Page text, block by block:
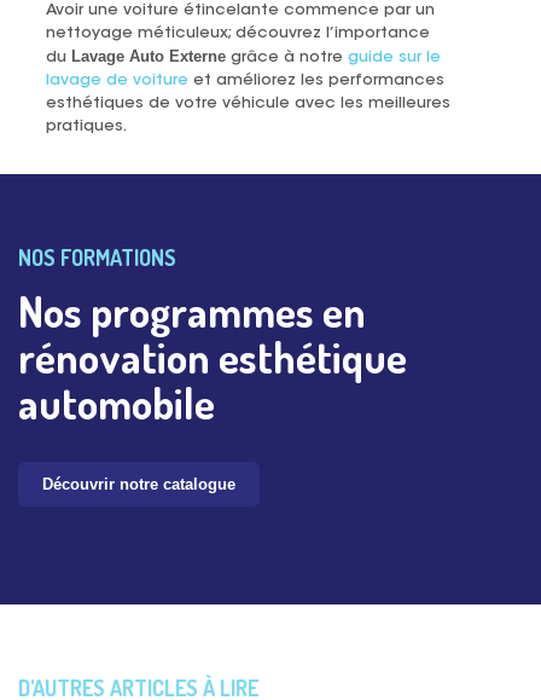
Avoir une voiture étincelante commence par un
nettoyage méticuleux; découvrez l’importance
du Lavage Auto Externe grâce à notre guide sur le
lavage de voiture et améliorez les performances
esthétiques de votre véhicule avec les meilleures
pratiques.
NOS FORMATIONS
Nos programmes en
rénovation esthétique
automobile
Découvrir notre catalogue
D'AUTRES ARTICLES À LIRE